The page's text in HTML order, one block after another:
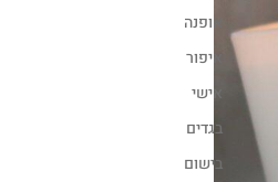
אופנה
איפור
אישי
בגדים
בישום